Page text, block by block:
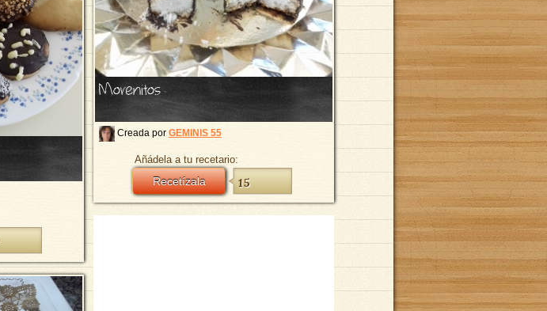
Morenitos
Creada por GEMINIS 55
Añádela a tu recetario:
Recetízala 15